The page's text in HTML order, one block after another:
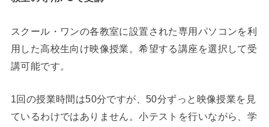
スクール・ワンの各教室に設置された専用パソコンを利
用した高校生向け映像授業。希望する講座を選択して受
講可能です。
1回の授業時間は50分ですが、50分ずっと映像授業を見
ているわけではありません。小テストを行いながら、学